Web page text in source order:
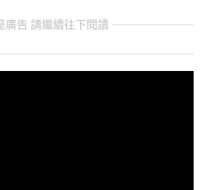
廣告 請繼續往下閱讀